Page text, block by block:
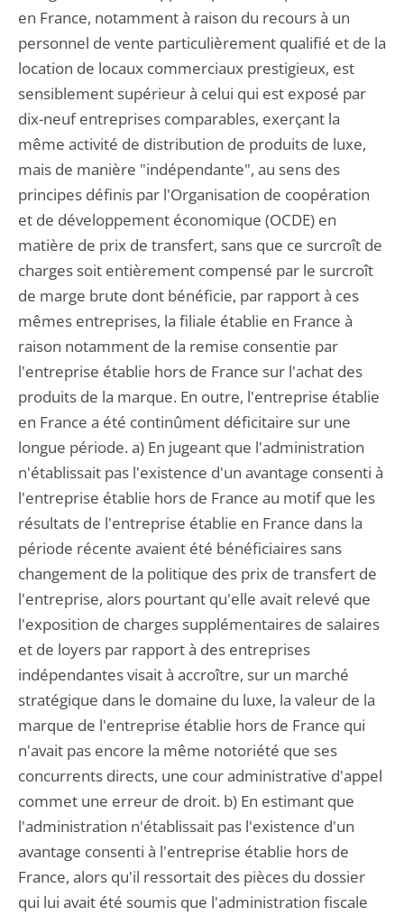
en France, notamment à raison du recours à un
personnel de vente particulièrement qualifié et de la
location de locaux commerciaux prestigieux, est
sensiblement supérieur à celui qui est exposé par
dix-neuf entreprises comparables, exerçant la
même activité de distribution de produits de luxe,
mais de manière "indépendante", au sens des
principes définis par l'Organisation de coopération
et de développement économique (OCDE) en
matière de prix de transfert, sans que ce surcroît de
charges soit entièrement compensé par le surcroît
de marge brute dont bénéficie, par rapport à ces
mêmes entreprises, la filiale établie en France à
raison notamment de la remise consentie par
l'entreprise établie hors de France sur l'achat des
produits de la marque. En outre, l'entreprise établie
en France a été continûment déficitaire sur une
longue période. a) En jugeant que l'administration
n'établissait pas l'existence d'un avantage consenti à
l'entreprise établie hors de France au motif que les
résultats de l'entreprise établie en France dans la
période récente avaient été bénéficiaires sans
changement de la politique des prix de transfert de
l'entreprise, alors pourtant qu'elle avait relevé que
l'exposition de charges supplémentaires de salaires
et de loyers par rapport à des entreprises
indépendantes visait à accroître, sur un marché
stratégique dans le domaine du luxe, la valeur de la
marque de l'entreprise établie hors de France qui
n'avait pas encore la même notoriété que ses
concurrents directs, une cour administrative d'appel
commet une erreur de droit. b) En estimant que
l'administration n'établissait pas l'existence d'un
avantage consenti à l'entreprise établie hors de
France, alors qu'il ressortait des pièces du dossier
qui lui avait été soumis que l'administration fiscale